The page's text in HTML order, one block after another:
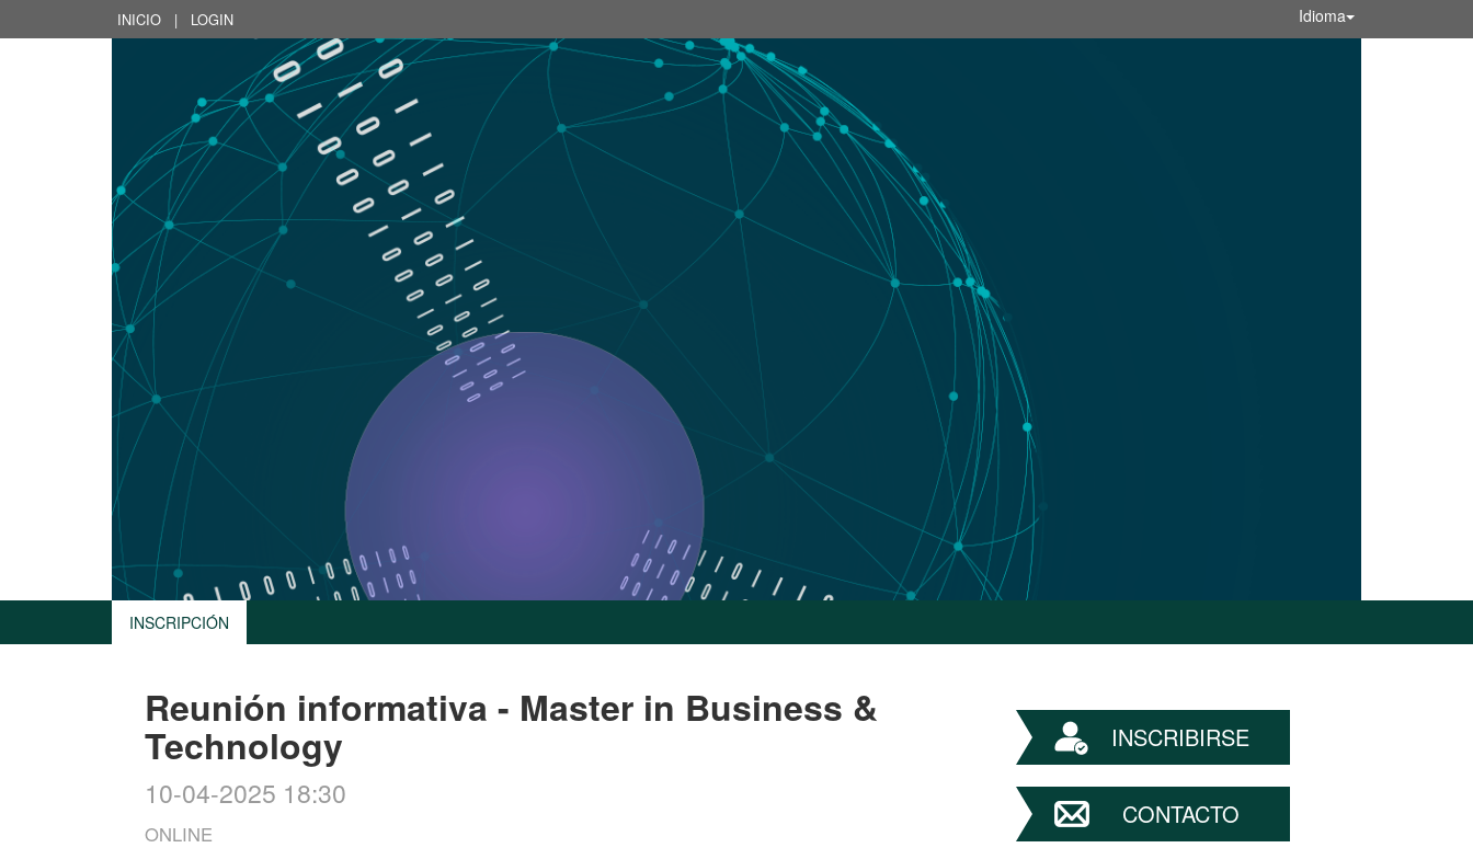
INICIO | LOGIN Idioma
INSCRIPCIÓN
Reunión informativa - Master in Business &
Technology
10-04-2025 18:30
ONLINE
INSCRIBIRSE
CONTACTO